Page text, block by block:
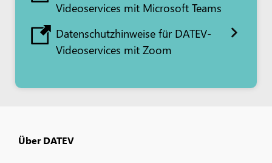
Videoservices mit Microsoft Teams
Datenschutzhinweise für DATEV-
Videoservices mit Zoom
Über DATEV